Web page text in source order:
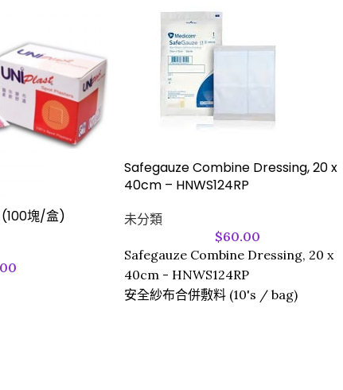
(100塊/盒)
Safegauze Combine Dressing, 20 x
40cm – HNWS124RP
未分類
$60.00
Safegauze Combine Dressing, 20 x
40cm - HNWS124RP
安全紗布合併敷料 (10's / bag)